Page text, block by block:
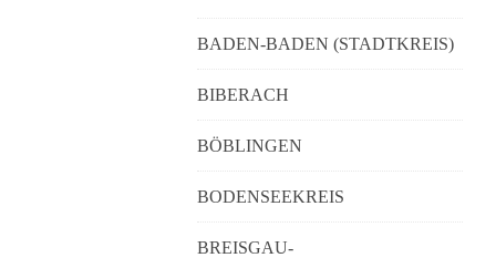
BADEN-BADEN (STADTKREIS)
BIBERACH
BÖBLINGEN
BODENSEEKREIS
BREISGAU-